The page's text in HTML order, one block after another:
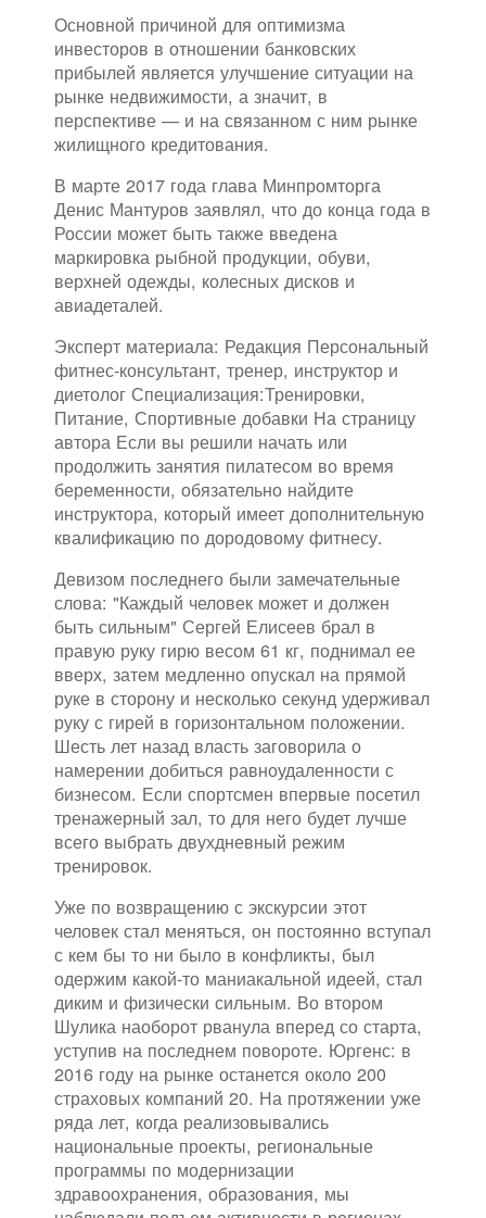
Основной причиной для оптимизма
инвесторов в отношении банковских
прибылей является улучшение ситуации на
рынке недвижимости, а значит, в
перспективе — и на связанном с ним рынке
жилищного кредитования.
В марте 2017 года глава Минпромторга
Денис Мантуров заявлял, что до конца года в
России может быть также введена
маркировка рыбной продукции, обуви,
верхней одежды, колесных дисков и
авиадеталей.
Эксперт материала: Редакция Персональный
фитнес-консультант, тренер, инструктор и
диетолог Специализация:Тренировки,
Питание, Спортивные добавки На страницу
автора Если вы решили начать или
продолжить занятия пилатесом во время
беременности, обязательно найдите
инструктора, который имеет дополнительную
квалификацию по дородовому фитнесу.
Девизом последнего были замечательные
слова: "Каждый человек может и должен
быть сильным" Сергей Елисеев брал в
правую руку гирю весом 61 кг, поднимал ее
вверх, затем медленно опускал на прямой
руке в сторону и несколько секунд удерживал
руку с гирей в горизонтальном положении.
Шесть лет назад власть заговорила о
намерении добиться равноудаленности с
бизнесом. Если спортсмен впервые посетил
тренажерный зал, то для него будет лучше
всего выбрать двухдневный режим
тренировок.
Уже по возвращению с экскурсии этот
человек стал меняться, он постоянно вступал
с кем бы то ни было в конфликты, был
одержим какой-то маниакальной идеей, стал
диким и физически сильным. Во втором
Шулика наоборот рванула вперед со старта,
уступив на последнем повороте. Юргенс: в
2016 году на рынке останется около 200
страховых компаний 20. На протяжении уже
ряда лет, когда реализовывались
национальные проекты, региональные
программы по модернизации
здравоохранения, образования, мы